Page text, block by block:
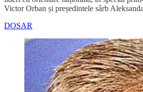
Victor Orban și președintele sârb
DOSAR